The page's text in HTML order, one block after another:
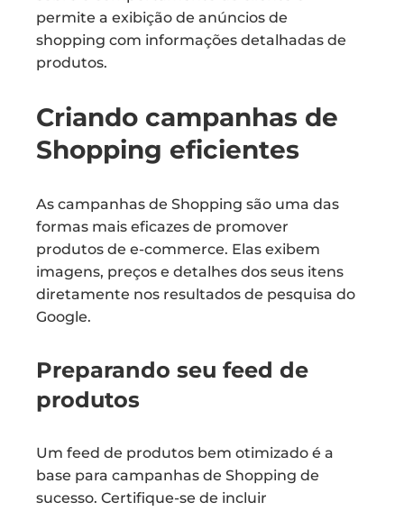
permite a exibição de anúncios de
shopping com informações detalhadas de
produtos.
Criando campanhas de
Shopping eficientes
As campanhas de Shopping são uma das
formas mais eficazes de promover
produtos de e-commerce. Elas exibem
imagens, preços e detalhes dos seus itens
diretamente nos resultados de pesquisa do
Google.
Preparando seu feed de
produtos
Um feed de produtos bem otimizado é a
base para campanhas de Shopping de
sucesso. Certifique-se de incluir